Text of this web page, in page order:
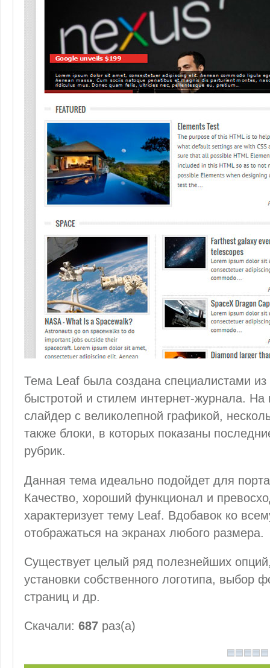
Тема Leaf была создана специалистами
быстротой и стилем интернет-журнала.
слайдер с великолепной графикой,
также блоки, в которых показаны
рубрик.
Данная тема идеально подойдет для
Качество, хороший функционал и
характеризует тему Leaf. Вдобавок ко
отображаться на экранах любого размера.
Существует целый ряд полезнейших
установки собственного логотипа,
страниц и др.
Скачали: 687 раз(а)